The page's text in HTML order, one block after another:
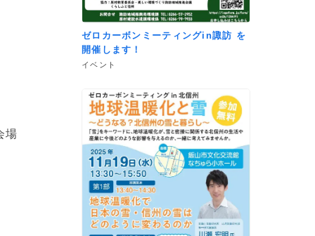
場
ゼロカーボンミーティングin諏訪 を
開催します！
イベント